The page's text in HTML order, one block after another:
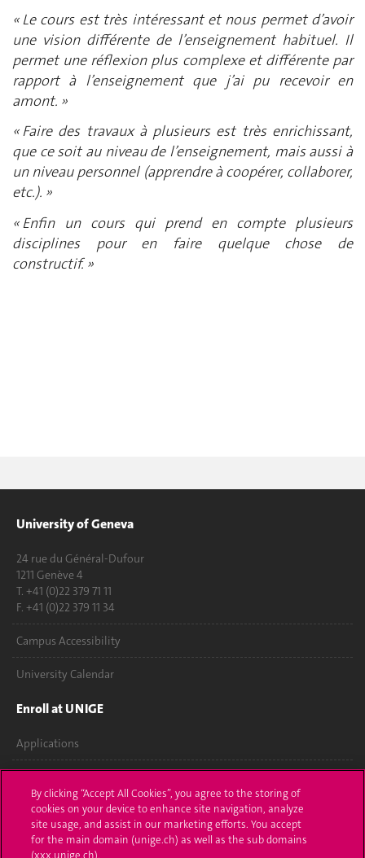
« Le cours est très intéressant et nous permet d’avoir
une vision différente de l’enseignement habituel. Il
permet une réflexion plus complexe et différente par
rapport à l’enseignement que j’ai pu recevoir en
amont. »
« Faire des travaux à plusieurs est très enrichissant,
que ce soit au niveau de l’enseignement, mais aussi à
un niveau personnel (apprendre à coopérer, collaborer,
etc.). »
« Enfin un cours qui prend en compte plusieurs
disciplines pour en faire quelque chose de
constructif. »
University of Geneva
24 rue du Général-Dufour
1211 Genève 4
T. +41 (0)22 379 71 11
F. +41 (0)22 379 11 34
Campus Accessibility
University Calendar
Enroll at UNIGE
Applications
Ask a question
Contact
By clicking “Accept All Cookies”, you agree to the storing of
cookies on your device to enhance site navigation, analyze
site usage, and assist in our marketing efforts. You accept
for the main domain (unige.ch) as well as the sub domains
(xxx.unige.ch).